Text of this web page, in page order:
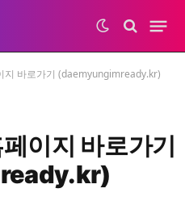
지 바로가기 (daemyungimready.kr)
이지 바로가기